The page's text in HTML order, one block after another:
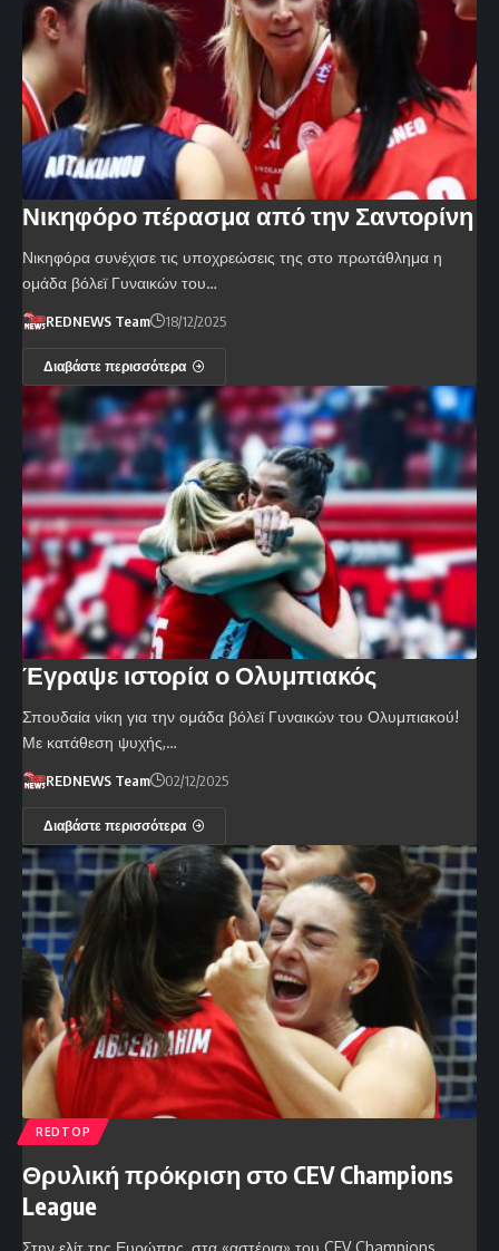
Νικηφόρο πέρασμα από την Σαντορίνη
Νικηφόρα συνέχισε τις υποχρεώσεις της στο πρωτάθλημα η
ομάδα βόλεϊ Γυναικών του…
REDNEWS Team 18/12/2025
Διαβάστε περισσότερα
Έγραψε ιστορία ο Ολυμπιακός
Σπουδαία νίκη για την ομάδα βόλεϊ Γυναικών του Ολυμπιακού!
Με κατάθεση ψυχής,…
REDNEWS Team 02/12/2025
Διαβάστε περισσότερα
REDTOP
Θρυλική πρόκριση στο CEV Champions
League
Στην ελίτ της Ευρώπης, στα «αστέρια» του CEV Champions